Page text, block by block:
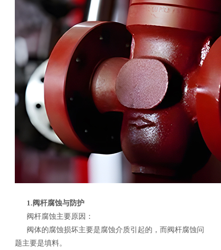
1.阀杆腐蚀与防护
阀杆腐蚀主要原因：
阀体的腐蚀损坏主要是腐蚀介质引起的，而阀杆腐蚀问
题主要是填料。